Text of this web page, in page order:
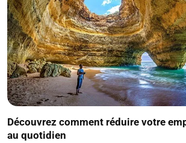
Découvrez comment réduire votre
au quotidien